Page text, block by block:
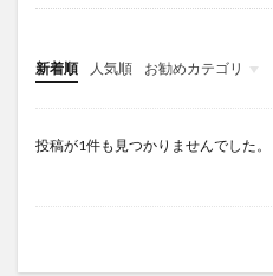
新着順 人気順 お勧めカテゴリ
コラム
投稿が1件も見つかりませんでした。